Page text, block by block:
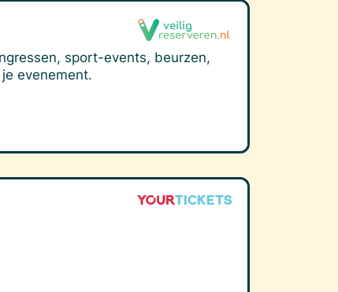
sport-events, beurzen,
evenement.